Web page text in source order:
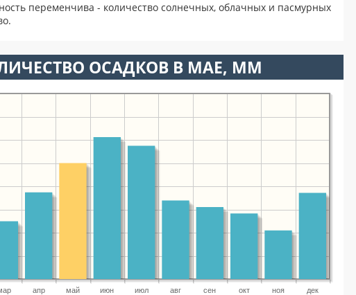
переменчива - количество солнечных, облачных и пасмурных
ОСАДКОВ В МАЕ, ММ
апр май июн июл авг сен окт ноя дек